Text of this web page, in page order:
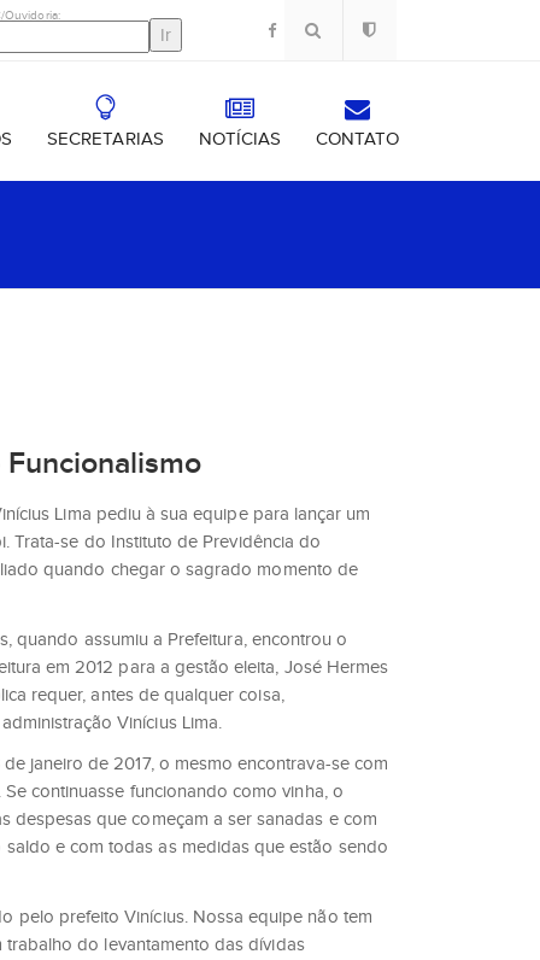
Ouvidoria:
SECRETARIAS NOTÍCIAS CONTATO
Funcionalismo
Lima pediu à sua equipe para lançar um
Trata-se do Instituto de Previdência do
quando chegar o sagrado momento de
quando assumiu a Prefeitura, encontrou o
em 2012 para a gestão eleita, José Hermes
requer, antes de qualquer coisa,
Vinícius Lima.
janeiro de 2017, o mesmo encontrava-se com
continuasse funcionando como vinha, o
despesas que começam a ser sanadas e com
e com todas as medidas que estão sendo
pelo prefeito Vinícius. Nossa equipe não tem
do levantamento das dívidas